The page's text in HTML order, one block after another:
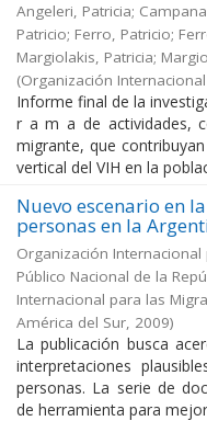
Angeleri, Patricia;
Patricio; Ferro, Patricio;
Margiolakis, Patricia;
(Organización
Informe final de la
r a m a de actividades,
migrante, que
vertical del VIH en la
Nuevo escenario en
personas en la
Organización
Público Nacional de la
Internacional para las
América del Sur, 2009)
La publicación busca
interpretaciones
personas. La serie de
de herramienta para